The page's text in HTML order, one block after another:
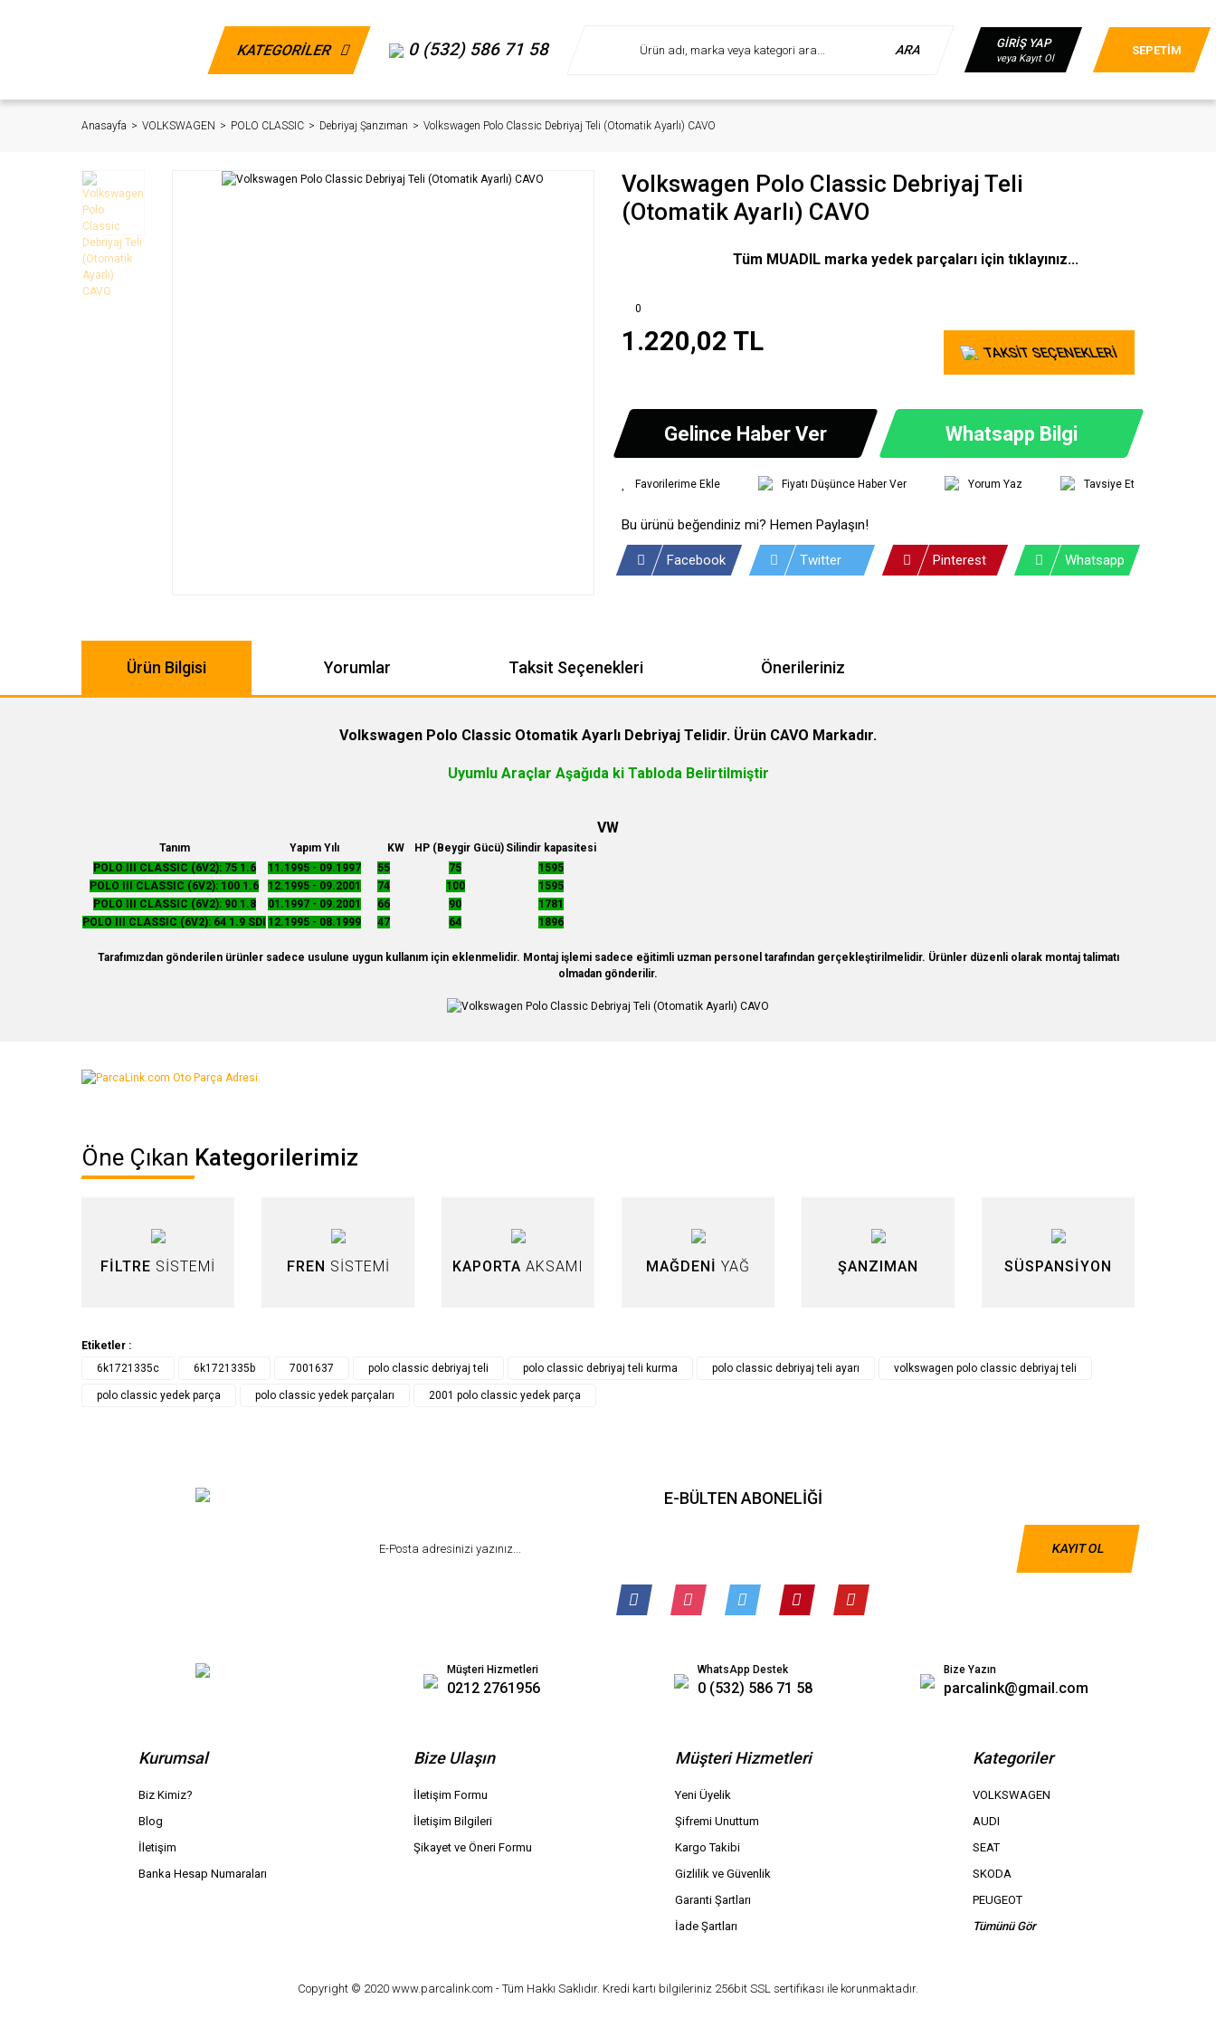
KATEGORİLER 0 (532) 586 71 58 ARA GİRİŞ YAP
veya Kayıt Ol
SEPETİM
Anasayfa VOLKSWAGEN POLO CLASSIC Debriyaj Şanzıman Volkswagen Polo Classic Debriyaj Teli (Otomatik Ayarlı) CAVO
Volkswagen Polo Classic Debriyaj Teli
(Otomatik Ayarlı) CAVO
Tüm MUADIL marka yedek parçaları için tıklayınız...
0
1.220,02 TL TAKSİT SEÇENEKLERİ
Gelince Haber Ver Whatsapp Bilgi
Fiyatı Düşünce Haber Ver Yorum Yaz Tavsiye Et
Bu ürünü beğendiniz mi? Hemen Paylaşın!
Facebook Twitter Pinterest Whatsapp
Ürün Bilgisi Yorumlar Taksit Seçenekleri Önerileriniz
Volkswagen Polo Classic Otomatik Ayarlı Debriyaj Telidir. Ürün CAVO Markadır.
Uyumlu Araçlar Aşağıda ki Tabloda Belirtilmiştir
VW
Tanım Yapım Yılı KW HP (Beygir Gücü) Silindir kapasitesi
POLO III CLASSIC (6V2): 75 1.6
11.1995 - 09.1997 55 75
1595
POLO III CLASSIC (6V2): 100 1.6
12.1995 - 09.2001 74 100
1595
POLO III CLASSIC (6V2): 90 1.8
01.1997 - 09.2001 66 90
1781
POLO III CLASSIC (6V2): 64 1.9 SDI 12.1995 - 08.1999 47 64 1896
Tarafımızdan gönderilen ürünler sadece usulune uygun kullanım için eklenmelidir. Montaj işlemi sadece eğitimli uzman personel tarafından gerçekleştirilmelidir. Ürünler düzenli olarak montaj talimatı
olmadan gönderilir.
Bu ürünün fiyat bilgisi, resim, ürün açıklamalarında ve diğer konularda yetersiz gördüğünüz noktaları öneri formunu kullanarak tarafımıza iletebilirsiniz.
Ürün açıklamasında eksik bilgiler bulunuyor.
Bu ürüne benzer farklı alternatifler olmalı.
Gönder
Öne Çıkan Kategorilerimiz
FİLTRE SİSTEMİ FREN SİSTEMİ KAPORTA AKSAMI MAĞDENİ YAĞ ŞANZIMAN SÜSPANSİYON
Etiketler :
6k1721335c
6k1721335b 7001637 polo classic debriyaj teli polo classic debriyaj teli kurma polo classic debriyaj teli ayarı volkswagen polo classic debriyaj teli
polo classic yedek parça polo classic yedek parçaları 2001 polo classic yedek parça
E-BÜLTEN ABONELİĞİ
KAYIT OL
Müşteri Hizmetleri
0212 2761956
WhatsApp Destek
0 (532) 586 71 58
Bize Yazın
parcalink@gmail.com
Kurumsal
Biz Kimiz?
Blog
İletişim
Banka Hesap Numaraları
Bize Ulaşın
İletişim Formu
İletişim Bilgileri
Şikayet ve Öneri Formu
Müşteri Hizmetleri
Yeni Üyelik
Şifremi Unuttum
Kargo Takibi
Gizlilik ve Güvenlik
Garanti Şartları
İade Şartları
Kategoriler
VOLKSWAGEN
AUDI
SEAT
SKODA
PEUGEOT
Tümünü Gör
Copyright © 2020 www.parcalink.com - Tüm Hakkı Saklıdır. Kredi kartı bilgileriniz 256bit SSL sertifikası ile korunmaktadır.